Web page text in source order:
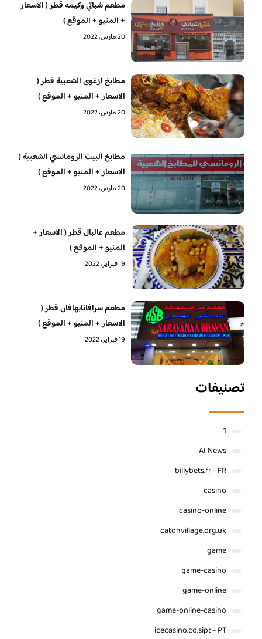
مطعم شباتي وكيمه قطر ( الاسعار
+ المنيو + الموقع )
20 مارس، 2022
مطابخ ازغوى الشعبية قطر (
الاسعار + المنيو + الموقع )
20 مارس، 2022
مطابخ البيت الرومانسي الشعبية (
الاسعار + المنيو + الموقع )
20 مارس، 2022
مطعم عالبال قطر ( الاسعار +
المنيو + الموقع )
19 فبراير، 2022
مطعم سرافانابهافان قطر (
الاسعار + المنيو + الموقع )
19 فبراير، 2022
تصنيفات
1
AI News
billybets.fr - FR
casino
casino-online
catonvillage.org.uk
game
game-casino
game-online
game-online-casino
icecasino.co.sipt - PT